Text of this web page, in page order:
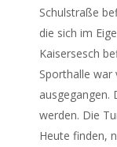
Schulstraße
die sich im
Kaisersesch
Sporthalle war
ausgegangen.
werden. Die
Heute finden,